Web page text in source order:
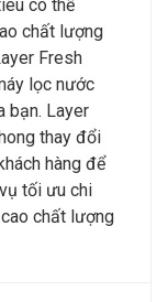
có thể
chất lượng
Fresh
lọc nước
bạn. Layer
thay đổi
hàng để
tối ưu chi
chất lượng